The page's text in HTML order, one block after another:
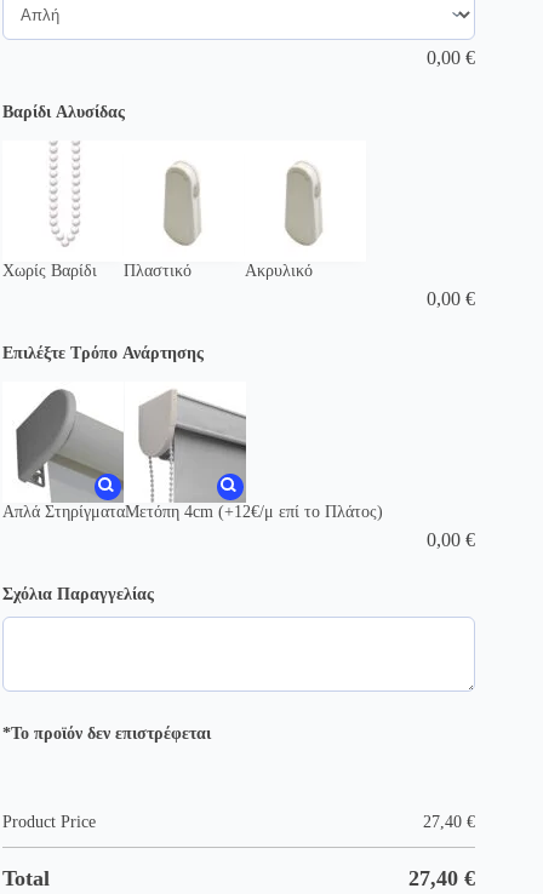
0,00€
Βαρίδι Αλυσίδας
Χωρίς Βαρίδι Πλαστικό Ακρυλικό
0,00€
Επιλέξτε Τρόπο Ανάρτησης
Απλά ΣτηρίγματαΜετόπη 4cm (+12€/μ επί το Πλάτος)
0,00€
Σχόλια Παραγγελίας
*Το προϊόν δεν επιστρέφεται
Product Price 27,40€
Total 27,40€